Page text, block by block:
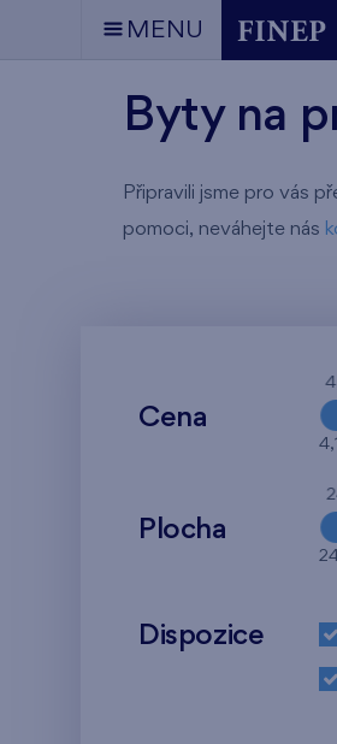
MENU
Byty na
Připravili jsme pro vás
pomoci, neváhejte nás
Cena
Plocha
Dispozice